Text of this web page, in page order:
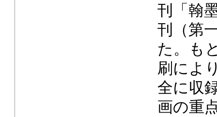
刊「翰
刊（第
た。も
刷によ
全に収
画の重